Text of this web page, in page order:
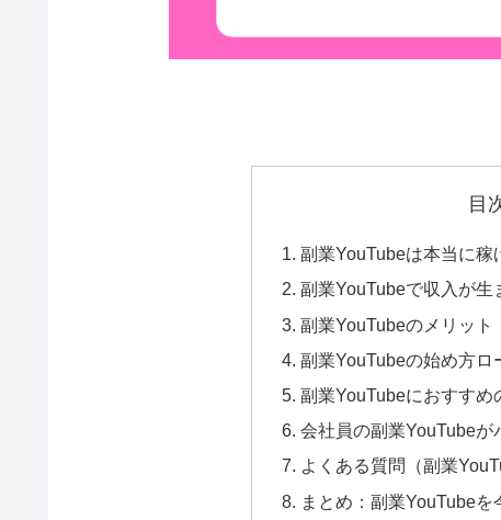
目
副業YouTubeは本当に
副業YouTubeで収入が
副業YouTubeのメリット
副業YouTubeの始め方ロ
副業YouTubeにおすすめ
会社員の副業YouTubeが
よくある質問（副業
まとめ：副業YouTube